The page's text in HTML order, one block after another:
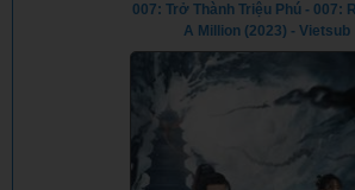
007: Trở Thành Triệu Phú - 007:
A Million (2023) - Vietsub